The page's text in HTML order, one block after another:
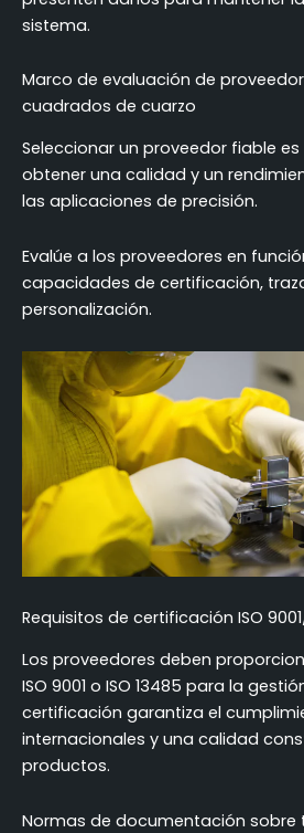
sistema.
Marco de evaluación de
cuadrados de cuarzo
Seleccionar un proveedor fiable
obtener una calidad y un
las aplicaciones de precisión.
Evalúe a los proveedores en
capacidades de certificación,
personalización.
Requisitos de certificación ISO
Los proveedores deben
ISO 9001 o ISO 13485 para la
certificación garantiza el
internacionales y una calidad
productos.
Normas de documentación sobre